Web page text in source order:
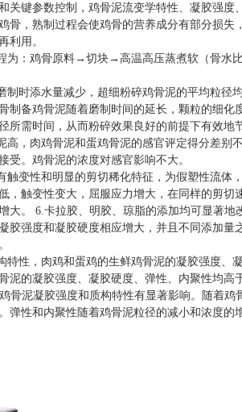
关键参数控制，鸡骨泥流变学特性、凝胶强
骨，熟制过程会使鸡骨的营养成分有部分损
利用。
为：鸡骨原料→切块→高温高压蒸煮软（骨
时添水量减少，超细粉碎鸡骨泥的平均粒径
制备鸡骨泥随着磨制时间的延长，颗粒的细化
所需时间，从而粉碎效果良好的前提下有效地
，肉鸡骨泥和蛋鸡骨泥的感官评定得分差别
受。鸡骨泥的浓度对感官影响不大。
触变性和明显的剪切稀化特征，为假塑性流
，触变性变大，屈服应力增大，在同样的剪
大。 6.卡拉胶、明胶、琼脂的添加均可显著
胶强度和凝胶硬度相应增大，并且不同添加
特性，肉鸡和蛋鸡的生鲜鸡骨泥的凝胶强度
泥的凝胶强度、凝胶硬度、弹性、内聚性均高
骨泥凝胶强度和质构特性有显著影响。随着
弹性和内聚性随着鸡骨泥粒径的减小和浓度的